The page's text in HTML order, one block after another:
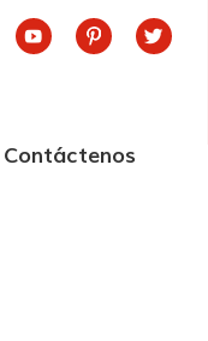
Contáctenos